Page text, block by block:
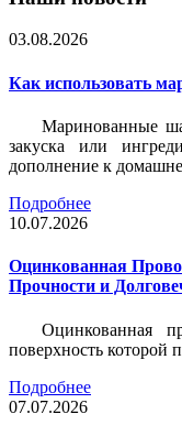
03.08.2026
Как использовать
Маринованные
закуска или
дополнение к
Подробнее
10.07.2026
Оцинкованная
Прочности и
Оцинкованная
поверхность которой
Подробнее
07.07.2026